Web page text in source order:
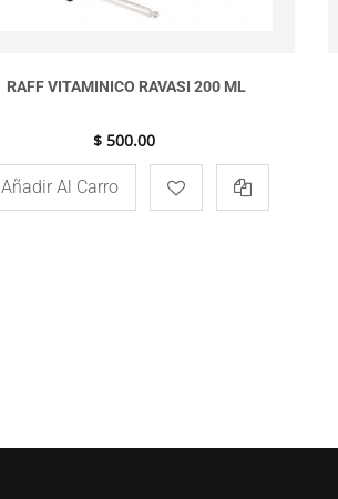
RAFF VITAMINICO RAVASI 200 ML
$ 500.00
Añadir Al Carro